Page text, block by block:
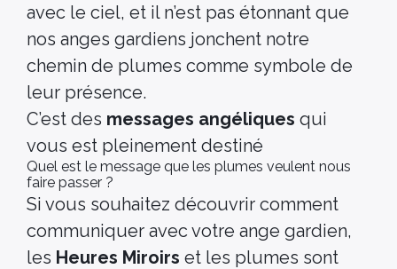
avec le ciel, et il n’est pas étonnant que
nos anges gardiens jonchent notre
chemin de plumes comme symbole de
leur présence.
C’est des messages angéliques qui
vous est pleinement destiné
Quel est le message que les plumes veulent nous
faire passer ?
Si vous souhaitez découvrir comment
communiquer avec votre ange gardien,
les Heures Miroirs et les plumes sont